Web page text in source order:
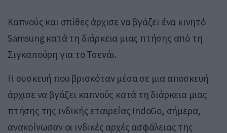
Καπνούς και σπίθες άρχισε να βγάζει ένα κινητό
Samsung κατά τη διάρκεια μιας πτήσης από τη
Σιγκαπούρη για το Τσενάι.
Η συσκευή που βρισκόταν μέσα σε μια αποσκευή
άρχισε να βγάζει καπνούς κατά τη διάρκεια μιας
πτήσης της ινδικής εταιρείας IndoGo, σήμερα,
ανακοίνωσαν οι ινδικές αρχές ασφάλειας της